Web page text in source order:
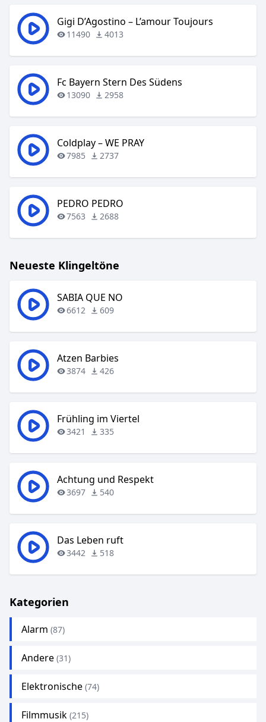
Gigi D’Agostino – L’amour Toujours
11490 4013
Fc Bayern Stern Des Südens
13090 2958
Coldplay – WE PRAY
7985 2737
PEDRO PEDRO
7563 2688
Neueste Klingeltöne
SABIA QUE NO
6612 609
Atzen Barbies
3874 426
Frühling im Viertel
3421 335
Achtung und Respekt
3697 540
Das Leben ruft
3442 518
Kategorien
Alarm (87)
Andere (31)
Elektronische (74)
Filmmusik (215)